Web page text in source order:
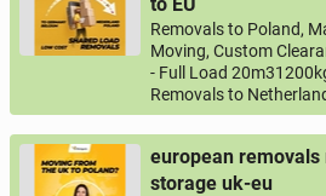
Removals to Poland,
Moving, Custom
- Full Load
Removals to
european
storage uk-eu